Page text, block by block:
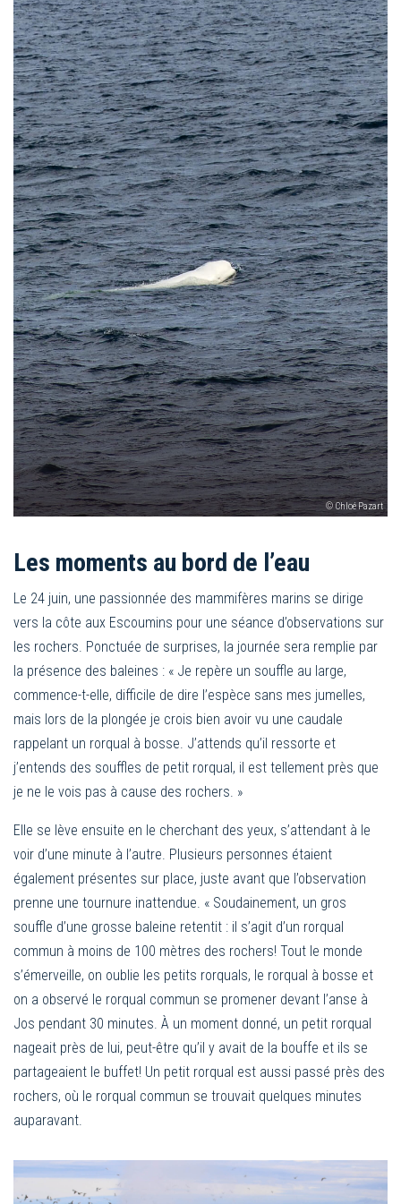
© Chloé Pazart
Les moments au bord de l’eau
Le 24 juin, une passionnée des mammifères marins se dirige
vers la côte aux Escoumins pour une séance d’observations sur
les rochers. Ponctuée de surprises, la journée sera remplie par
la présence des baleines : « Je repère un souffle au large,
commence-t-elle, difficile de dire l’espèce sans mes jumelles,
mais lors de la plongée je crois bien avoir vu une caudale
rappelant un rorqual à bosse. J’attends qu’il ressorte et
j’entends des souffles de petit rorqual, il est tellement près que
je ne le vois pas à cause des rochers. »
Elle se lève ensuite en le cherchant des yeux, s’attendant à le
voir d’une minute à l’autre. Plusieurs personnes étaient
également présentes sur place, juste avant que l’observation
prenne une tournure inattendue. « Soudainement, un gros
souffle d’une grosse baleine retentit : il s’agit d’un rorqual
commun à moins de 100 mètres des rochers! Tout le monde
s’émerveille, on oublie les petits rorquals, le rorqual à bosse et
on a observé le rorqual commun se promener devant l’anse à
Jos pendant 30 minutes. À un moment donné, un petit rorqual
nageait près de lui, peut-être qu’il y avait de la bouffe et ils se
partageaient le buffet! Un petit rorqual est aussi passé près des
rochers, où le rorqual commun se trouvait quelques minutes
auparavant.